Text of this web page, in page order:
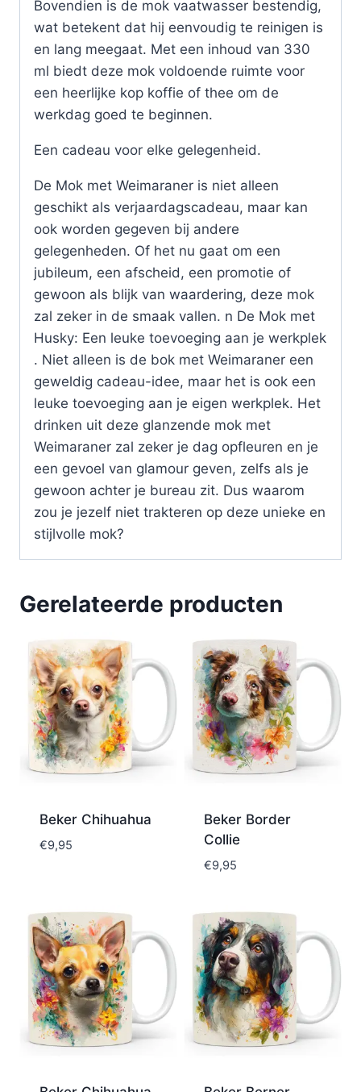
Bovendien is de mok vaatwasser bestendig,
wat betekent dat hij eenvoudig te reinigen is
en lang meegaat. Met een inhoud van 330
ml biedt deze mok voldoende ruimte voor
een heerlijke kop koffie of thee om de
werkdag goed te beginnen.
Een cadeau voor elke gelegenheid.
De Mok met Weimaraner is niet alleen
geschikt als verjaardagscadeau, maar kan
ook worden gegeven bij andere
gelegenheden. Of het nu gaat om een
jubileum, een afscheid, een promotie of
gewoon als blijk van waardering, deze mok
zal zeker in de smaak vallen. n De Mok met
Husky: Een leuke toevoeging aan je werkplek
. Niet alleen is de bok met Weimaraner een
geweldig cadeau-idee, maar het is ook een
leuke toevoeging aan je eigen werkplek. Het
drinken uit deze glanzende mok met
Weimaraner zal zeker je dag opfleuren en je
een gevoel van glamour geven, zelfs als je
gewoon achter je bureau zit. Dus waarom
zou je jezelf niet trakteren op deze unieke en
stijlvolle mok?
Gerelateerde producten
Beker Chihuahua
€9,95
Beker Border
Collie
€9,95